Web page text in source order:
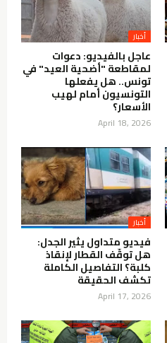
عاجل بالفيديو: دعوات
لمقاطعة "أضحية العيد" في
تونس.. هل يفعلها
التونسيون أمام لهيب
الأسعار؟
April 18, 2026
فيديو متداول يثير الجدل:
هل توقّف القطار لإنقاذ
كلبة؟ التفاصيل الكاملة
تكشف الحقيقة
April 17, 2026